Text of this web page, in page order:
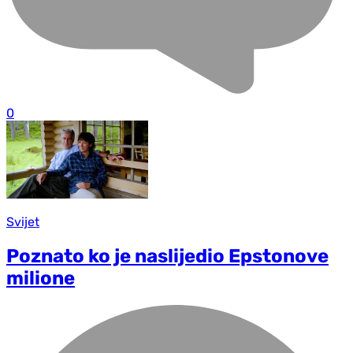
0
Svijet
Poznato ko je naslijedio Epstonove
milione